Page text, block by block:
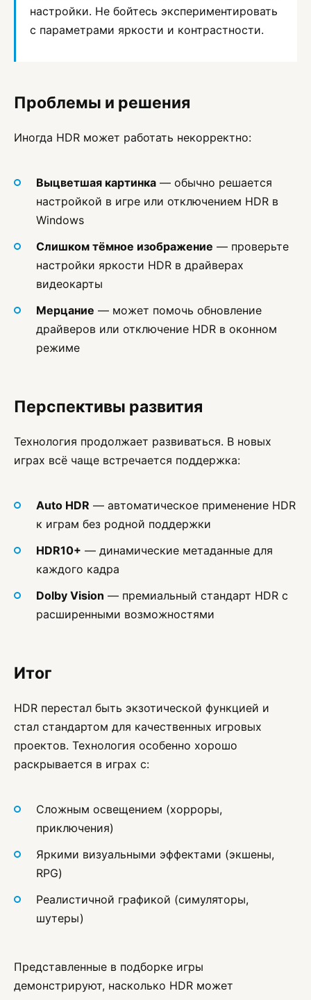
настройки. Не бойтесь экспериментировать
с параметрами яркости и контрастности.
Проблемы и решения
Иногда HDR может работать некорректно:
Выцветшая картинка — обычно решается
настройкой в игре или отключением HDR в
Windows
Слишком тёмное изображение — проверьте
настройки яркости HDR в драйверах
видеокарты
Мерцание — может помочь обновление
драйверов или отключение HDR в оконном
режиме
Перспективы развития
Технология продолжает развиваться. В новых
играх всё чаще встречается поддержка:
Auto HDR — автоматическое применение HDR
к играм без родной поддержки
HDR10+ — динамические метаданные для
каждого кадра
Dolby Vision — премиальный стандарт HDR с
расширенными возможностями
Итог
HDR перестал быть экзотической функцией и
стал стандартом для качественных игровых
проектов. Технология особенно хорошо
раскрывается в играх с:
Сложным освещением (хорроры,
приключения)
Яркими визуальными эффектами (экшены,
RPG)
Реалистичной графикой (симуляторы,
шутеры)
Представленные в подборке игры
демонстрируют, насколько HDR может